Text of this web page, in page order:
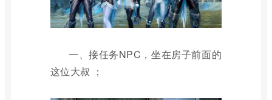
一、接任务NPC，坐在房子前面的
这位大叔 ；